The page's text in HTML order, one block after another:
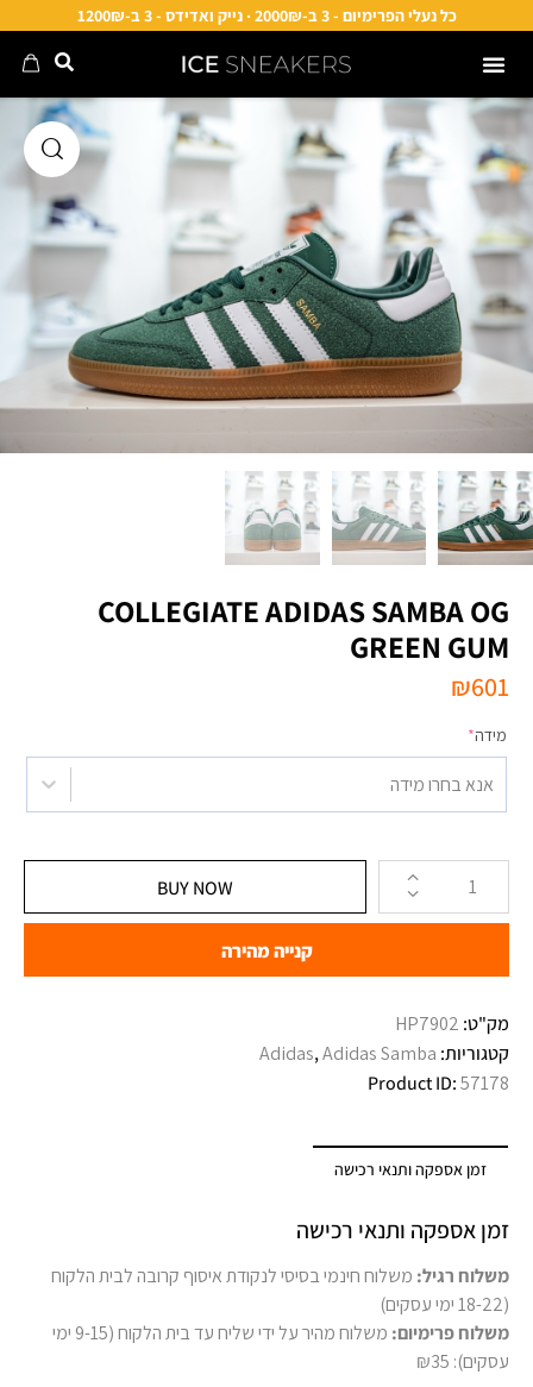
כל נעלי הפרימיום - 3 ב-2000₪ · נייק ואדידס - 3 ב-1200₪
‏ADIDAS SAMBA OG ‏COLLEGIATE
GREEN GUM
₪601
מידה*
אנא בחרו מידה
BUY NOW
קנייה מהירה
מק"ט:
קטגוריות:
Adidas,Adidas Samba
Product ID:57178
זמן אספקה ותנאי רכישה
זמן אספקה ותנאי רכישה
משלוח רגיל: משלוח חינמי בסיסי לנקודת איסוף קרובה לבית הלקוח
(18-22 ימי עסקים)
משלוח פרימיום:
משלוח מהיר על ידי שליח עד בית הלקוח (9-15 ימי
עסקים): ₪35